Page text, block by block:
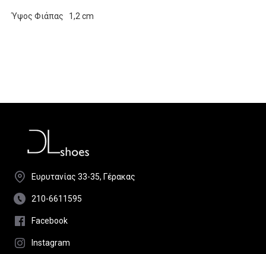
Ύψος Φιάπας 1,2 cm
Ευρυτανίας 33-35, Γέρακας
210-6611595
Facebook
Instagram